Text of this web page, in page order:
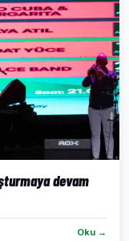
devam
Oku →